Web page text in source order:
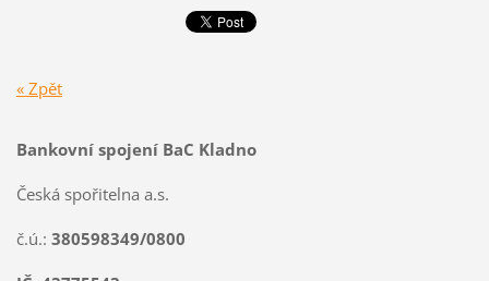
« Zpět
Bankovní spojení BaC Kladno
Česká spořitelna a.s.
č.ú.: 380598349/0800